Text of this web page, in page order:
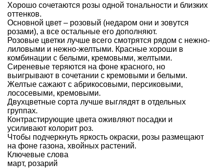
Хорошо сочетаются розы одной тональности и близких
оттенков.
Основной цвет – розовый (недаром они и зовутся
розами), а все остальные его дополняют.
Розовые цветки лучше всего смотрятся рядом с нежно-
лиловыми и нежно-желтыми. Красные хороши в
комбинации с белыми, кремовыми, желтыми.
Сиреневые теряются на фоне красного, но
выигрывают в сочетании с кремовыми и белыми.
Желтые сажают с абрикосовыми, персиковыми,
лососевыми, кремовыми.
Двухцветные сорта лучше выглядят в отдельных
группах.
Контрастирующие цвета оживляют посадки и
усиливают колорит роз.
Чтобы подчеркнуть яркость окраски, розы размещают
на фоне газона, хвойных растений.
Ключевые слова
март, розарий